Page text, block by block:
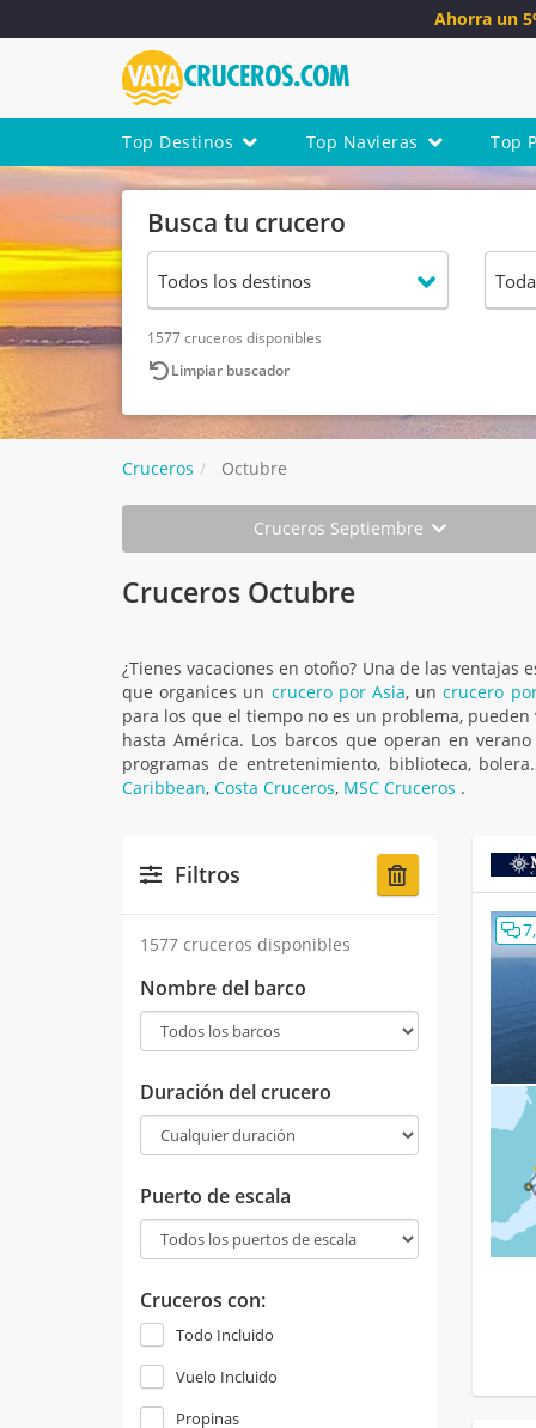
Ahorra un
Top Destinos Top Navieras Top
Busca tu crucero
1577 cruceros disponibles
Limpiar buscador
Cruceros Octubre
Cruceros Septiembre
Cruceros Octubre
¿Tienes vacaciones en otoño? Una de las
que organices un crucero por Asia, uncrucero
para los que el tiempo no es un problema,
hasta América. Los barcos que operan en
programas de entretenimiento, biblioteca,
Caribbean, Costa Cruceros, MSC Cruceros .
Filtros
1577 cruceros disponibles
Nombre del barco
Duración del crucero
Puerto de escala
Cruceros con:
Todo Incluido
Vuelo Incluido
Propinas